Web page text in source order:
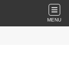
MENU